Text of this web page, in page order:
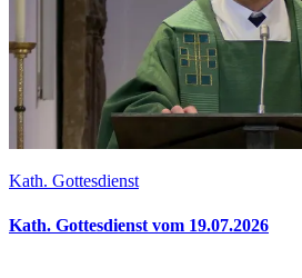
Kath. Gottesdienst
Kath. Gottesdienst vom 19.07.2026